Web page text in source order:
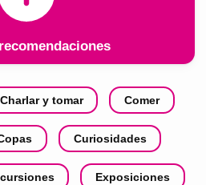
Charlar y tomar Comer
Curiosidades
Exposiciones